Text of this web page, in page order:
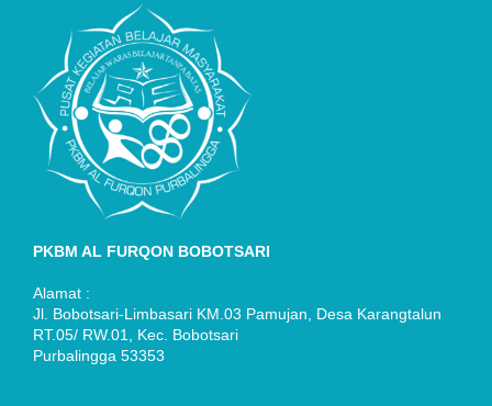
PKBM AL FURQON BOBOTSARI
Alamat :
Jl. Bobotsari-Limbasari KM.03 Pamujan, Desa Karangtalun
RT.05/ RW.01, Kec. Bobotsari
Purbalingga 53353